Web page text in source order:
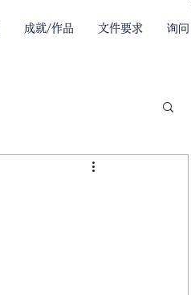
成就/作品 文件要求 询问